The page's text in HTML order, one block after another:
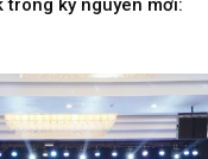
kỷ nguyên mới: